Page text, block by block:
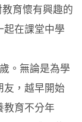
育懷有興趣的
起在課堂中學
。無論是為學
友，越早開始
教育不分年